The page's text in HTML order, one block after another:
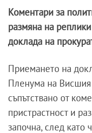
Коментари за
размяна на
доклада на
Приемането на
Пленума на
съпътствано от
пристрастност и
започна, след като